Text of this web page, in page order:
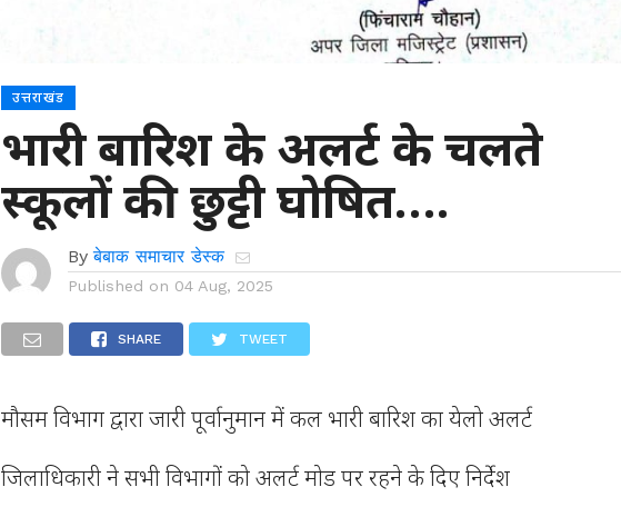
उत्तराखंड
भारी बारिश के अलर्ट के चलते
स्कूलों की छुट्टी घोषित….
By बेबाक समाचार डेस्क
Published on 04 Aug, 2025
SHARE TWEET
मौसम विभाग द्वारा जारी पूर्वानुमान में कल भारी बारिश का येलो अलर्ट
जिलाधिकारी ने सभी विभागों को अलर्ट मोड पर रहने के दिए निर्देश